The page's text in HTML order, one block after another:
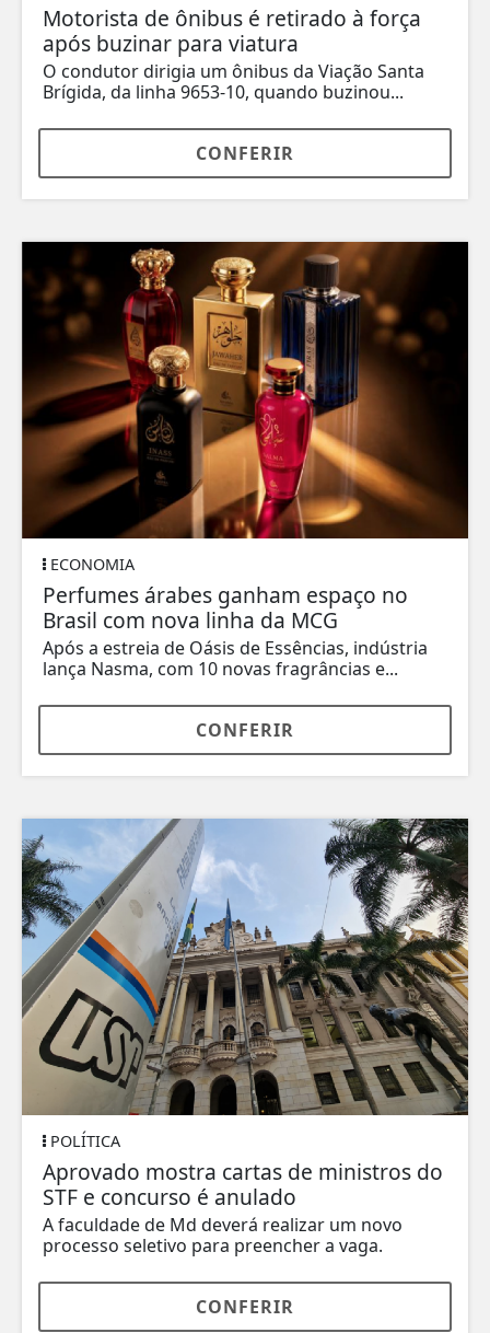
Motorista de ônibus é retirado à força
após buzinar para viatura
O condutor dirigia um ônibus da Viação Santa
Brígida, da linha 9653-10, quando buzinou...
CONFERIR
ECONOMIA
Perfumes árabes ganham espaço no
Brasil com nova linha da MCG
Após a estreia de Oásis de Essências, indústria
lança Nasma, com 10 novas fragrâncias e...
CONFERIR
POLÍTICA
Aprovado mostra cartas de ministros do
STF e concurso é anulado
A faculdade de Md deverá realizar um novo
processo seletivo para preencher a vaga.
CONFERIR